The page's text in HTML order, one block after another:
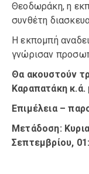
Θεοδωράκη, η
συνθέτη
Η εκπομπή
γνώρισαν
Θα ακουστούν
Καραπατάκη κ.ά.
Επιμέλεια –
Μετάδοση:
Σεπτεμβρίου,